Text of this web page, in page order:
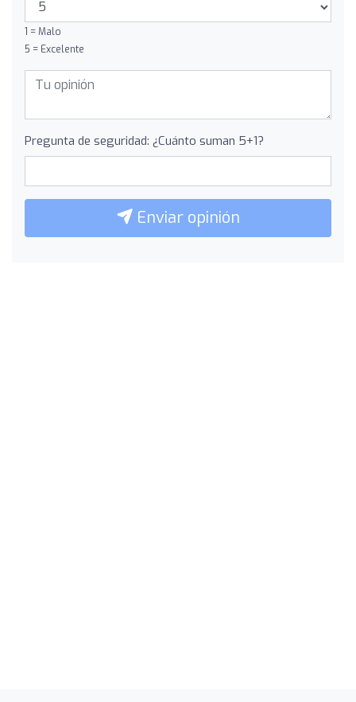
1 = Malo
5 = Excelente
Pregunta de seguridad: ¿Cuánto suman 5+1?
Enviar opinión